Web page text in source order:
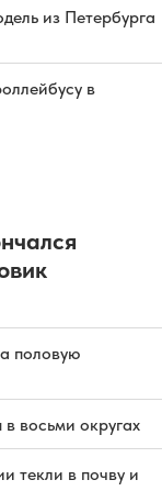
из Петербурга
в
половую
восьми округах
текли в почву и